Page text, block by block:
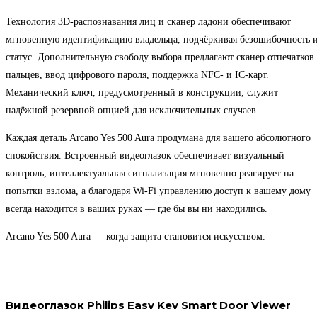
Технология 3D-распознавания лиц и сканер ладони обеспечивают
мгновенную идентификацию владельца, подчёркивая безошибочность
статус. Дополнительную свободу выбора предлагают сканер отпечатков
пальцев, ввод цифрового пароля, поддержка NFC- и IC-карт.
Механический ключ, предусмотренный в конструкции, служит
надёжной резервной опцией для исключительных случаев.
Каждая деталь Arcano Yes 500 Aura продумана для вашего абсолютного
спокойствия. Встроенный видеоглазок обеспечивает визуальный
контроль, интеллектуальная сигнализация мгновенно реагирует на
попытки взлома, а благодаря Wi-Fi управлению доступ к вашему дому
всегда находится в ваших руках — где бы вы ни находились.
Arcano Yes 500 Aura — когда защита становится искусством.
Видеоглазок Philips Easy Key Smart Door Viewer